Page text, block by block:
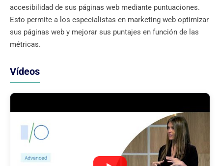
accesibilidad de sus páginas web mediante puntuaciones.
Esto permite a los especialistas en marketing web optimizar
sus páginas web y mejorar sus puntajes en función de las
métricas.
Vídeos